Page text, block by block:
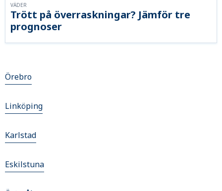
Trött på överraskningar? Jämför tre
prognoser
VÄDER
Örebro
Linköping
Karlstad
Eskilstuna